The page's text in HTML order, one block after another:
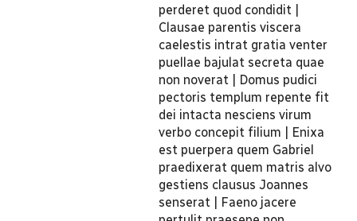
perderet quod condidit |
Clausae parentis viscera
caelestis intrat gratia venter
puellae bajulat secreta quae
non noverat | Domus pudici
pectoris templum repente fit
dei intacta nesciens virum
verbo concepit filium | Enixa
est puerpera quem Gabriel
praedixerat quem matris alvo
gestiens clausus Joannes
senserat | Faeno jacere